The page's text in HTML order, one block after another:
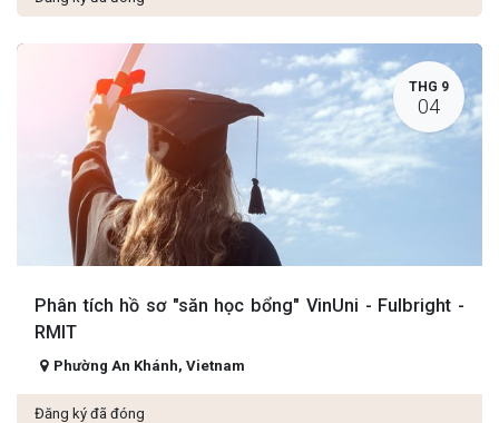
THG 9
04
Phân tích hồ sơ "săn học bổng" VinUni - Fulbright -
RMIT
Phường An Khánh, Vietnam
Đăng ký đã đóng